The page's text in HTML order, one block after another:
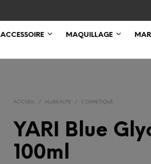
ACCESSOIRE MAQUILLAGE
ACCUEIL / ALLBEAUTE / COSMÉTIQUE
YARI Blue
100ml